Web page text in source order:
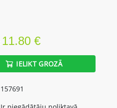
11.80 €
IELIKT GROZĀ
157691